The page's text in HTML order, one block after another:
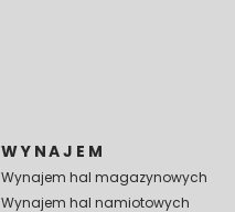
WYNAJEM
Wynajem hal magazynowych
Wynajem hal namiotowych